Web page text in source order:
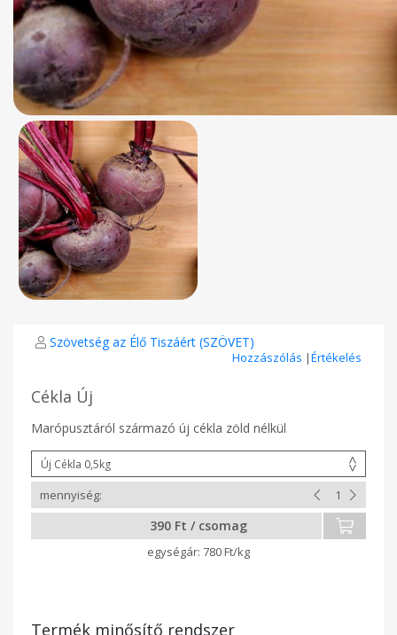
Szövetség az Élő Tiszáért (SZÖVET)
Hozzászólás |Értékelés
Cékla Új
Marópusztáról származó új cékla zöld nélkül
390 Ft / csomag
780 Ft/kg
Termék minősítő rendszer